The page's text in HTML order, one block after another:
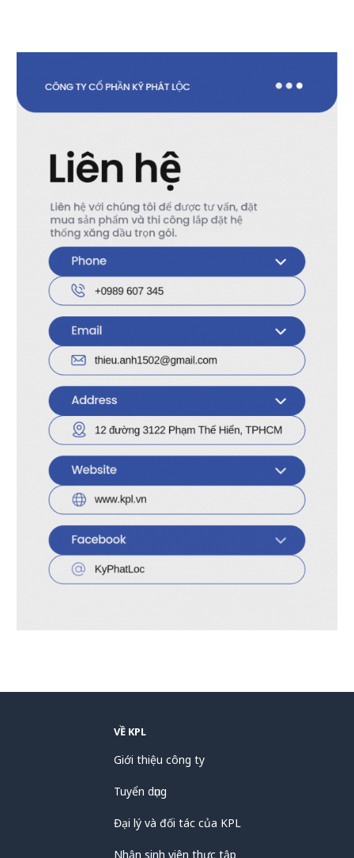
Bao góiDIP-20dễ thao tác, lý tưởng cho học
Dải nhiệt độ hoạt động:
Thông số kỹ thuật chính:
THÔNG SỐ
Họ logic
Số bit mỗi phần tử
Số phần tử (transceivers)
1
Điện áp cung cấp (Vcc)
2V ~ 6V
Dòng đầu ra (IOL / IOH)
±7.8mA
Loại đầu ra
Cấu hình đầu ra
Non-inverting
Bao gói
DIP-20
Nhiệt độ hoạt động
-40℃ ~ +85℃
Nhà sản xuất
Texas Instruments
Lợi ích khi sử dụng:
Linh hoạt trong điều hướng dữ liệu giữa
Phù hợp với các ứng dụng điện tử nhúng, đo
Dễ cắm thử nghiệm, tiết kiệm thời gian
VỀ KPL
Giới thiệu công ty
Tuyển dụng
Đại lý và đối tác của KPL
Nhận sinh viên thực tập